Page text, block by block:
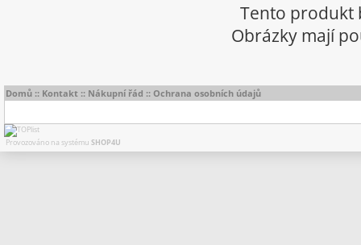
Tento produkt
Obrázky mají
Domů :: Kontakt :: Nákupní řád :: Ochrana osobních údajů
Provozováno na systému SHOP4U